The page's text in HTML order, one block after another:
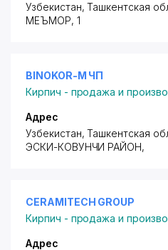
Узбекистан, Ташкентская
МЕЪМОР, 1
BINOKOR-M ЧП
Кирпич - продажа и
Адрес
Узбекистан, Ташкентская
ЭСКИ-КОВУНЧИ РАЙОН,
CERAMITECH GROUP
Кирпич - продажа и
Адрес